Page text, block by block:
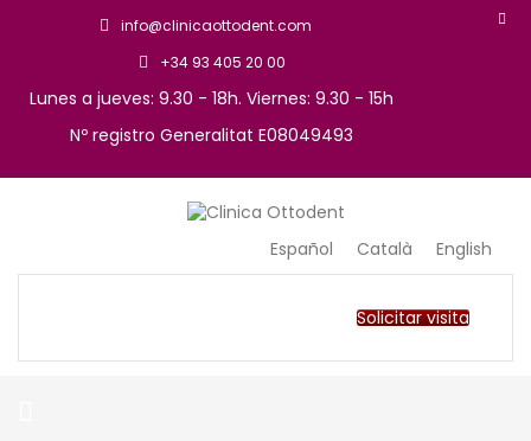
info@clinicaottodent.com
+34 93 405 20 00
Lunes a jueves: 9.30 - 18h. Viernes: 9.30 - 15h
Nº registro Generalitat E08049493
Clinica OttodentEspañol Català English
Solicitar visita